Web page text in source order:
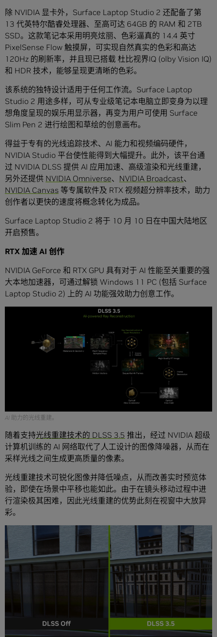
除 NVIDIA 显卡外，Surface Laptop Studio 2 还配备了第
13 代英特尔酷睿处理器、至高可达 64GB 的 RAM 和 2TB
SSD。这款笔记本采用明亮炫丽、色彩逼真的 14.4 英寸
PixelSense Flow 触摸屏，可实现自然真实的色彩和高达
120Hz 的刷新率，并且现已搭载 杜比视界IQ (olby Vision IQ)
和 HDR 技术，能够呈现更清晰的色彩。
该系统的独特设计适用于任何工作流。Surface Laptop
Studio 2 用途多样，可从专业级笔记本电脑立即变身为以理
想角度呈现的娱乐用显示器，再变为用户可使用 Surface
Slim Pen 2 进行绘图和草绘的创意画布。
得益于专有的光线追踪技术、AI 能力和视频编码硬件，
NVIDIA Studio 平台使性能得到大幅提升。此外，该平台通
过 NVIDIA DLSS 提供 AI 应用加速、高级渲染和光线重建，
另外还提供 NVIDIA Omniverse、 NVIDIA Broadcast、
NVIDIA Canvas 等专属软件及 RTX 视频超分辨率技术，助力
创作者以更快的速度将概念转化为成品。
Surface Laptop Studio 2 将于 10 月 10 日在中国大陆地区
开启预售。
RTX 加速 AI 创作
NVIDIA GeForce 和 RTX GPU 具有对于 AI 性能至关重要的强
大本地加速器，可通过解锁 Windows 11 PC (包括 Surface
Laptop Studio 2) 上的 AI 功能强效助力创意工作。​
AI 助力的光线重建。
随着支持光线重建技术的 DLSS 3.5 推出，经过 NVIDIA 超级
计算机训练的 AI 网络取代了人工设计的图像降噪器，从而在
采样光线之间生成更高质量的像素。
光线重建技术可锐化图像并降低噪点，从而改善实时预览体
验，即使在场景中平移也能如此。由于在镜头移动过程中进
行渲染极其困难，因此光线重建的优势此刻在视窗中大放异
彩。